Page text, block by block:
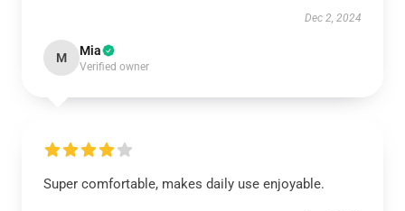
Dec 2, 2024
M Mia
Verified owner
Super comfortable, makes daily use enjoyable.